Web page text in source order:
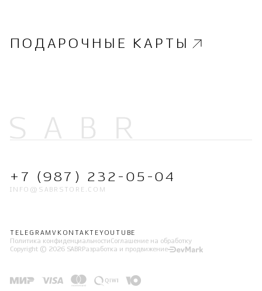
ПОДАРОЧНЫЕ КАРТЫ
+7 (987) 232-05-04
INFO@SABRSTORE.COM
TELEGRAMVKONTAKTE YOUTUBE
Политика конфиденциальности Соглашение на обработку
Copyright © 2026 SABR Разработка и продвижение